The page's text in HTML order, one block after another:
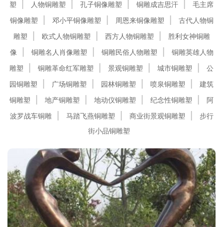
塑
人物铜雕塑 孔子铜像雕塑 铜雕成吉思汗
毛主席
铜像雕塑
邓小平铜像雕塑 周恩来铜像雕塑
古代人物铜
雕塑
欧式人物铜雕塑 西方人物铜雕塑
胜利女神铜雕
像
铜雕名人肖像雕塑 铜雕民俗人物雕塑
铜雕英雄人物
雕塑
铜雕革命红军雕塑 景观铜雕塑 城市铜雕塑
公
园铜雕塑
广场铜雕塑 园林铜雕塑 喷泉铜雕塑
建筑
铜雕塑
地产铜雕塑 地动仪铜雕塑 纪念性铜雕塑
阿
波罗战车铜雕
马踏飞燕铜雕塑 商业街景观铜雕塑
步行
街小品铜雕塑